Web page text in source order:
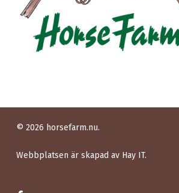
© 2026 horsefarm.nu.
Webbplatsen är skapad av Hay IT.